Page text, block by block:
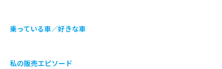
乗っている車／好きな車
私の販売エピソード